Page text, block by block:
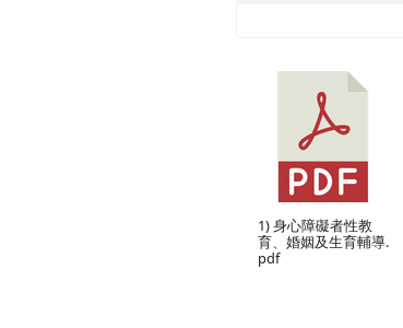
1) 身心障礙者性教
育、婚姻及生育輔導.
pdf